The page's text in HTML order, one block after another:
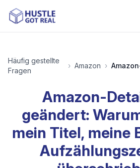
Häufig gestellte
Fragen
› Amazon ›
Amazon-
geändert:
mein Titel, meine